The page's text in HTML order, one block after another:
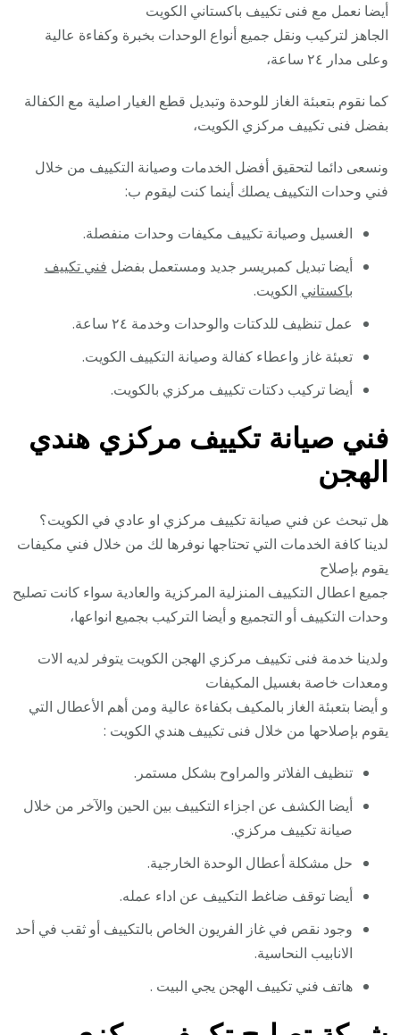
أيضا نعمل مع فنى تكييف باكستاني الكويت
الجاهز لتركيب ونقل جميع أنواع الوحدات بخبرة وكفاءة عالية
وعلى مدار ٢٤ ساعة،
كما نقوم بتعبئة الغاز للوحدة وتبديل قطع الغيار اصلية مع الكفالة
بفضل فنى تكييف مركزي الكويت،
ونسعى دائما لتحقيق أفضل الخدمات وصيانة التكييف من خلال
فني وحدات التكييف يصلك أينما كنت ليقوم ب:
الغسيل وصيانة تكييف مكيفات وحدات منفصلة.
أيضا تبديل كمبريسر جديد ومستعمل بفضل فني تكييف
باكستاني الكويت.
عمل تنظيف للدكتات والوحدات وخدمة ٢٤ ساعة.
تعبئة غاز واعطاء كفالة وصيانة التكييف الكويت.
أيضا تركيب دكتات تكييف مركزي بالكويت.
فني صيانة تكييف مركزي هندي
الهجن
هل تبحث عن فني صيانة تكييف مركزي او عادي في الكويت؟
لدينا كافة الخدمات التي تحتاجها نوفرها لك من خلال فني مكيفات
يقوم بإصلاح
جميع اعطال التكييف المنزلية المركزية والعادية سواء كانت تصليح
وحدات التكييف أو التجميع و أيضا التركيب بجميع انواعها،
ولدينا خدمة فنى تكييف مركزي الهجن الكويت يتوفر لديه الات
ومعدات خاصة بغسيل المكيفات
و أيضا بتعبئة الغاز بالمكيف بكفاءة عالية ومن أهم الأعطال التي
يقوم بإصلاحها من خلال فنى تكييف هندي الكويت :
تنظيف الفلاتر والمراوح بشكل مستمر.
أيضا الكشف عن اجزاء التكييف بين الحين والآخر من خلال
صيانة تكييف مركزي.
حل مشكلة أعطال الوحدة الخارجية.
أيضا توقف ضاغط التكييف عن اداء عمله.
وجود نقص في غاز الفريون الخاص بالتكييف أو ثقب في أحد
الانابيب النحاسية.
هاتف فني تكييف الهجن يجي البيت .